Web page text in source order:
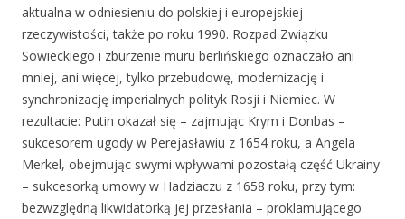
aktualna w odniesieniu do polskiej i europejskiej
rzeczywistości, także po roku 1990. Rozpad Związku
Sowieckiego i zburzenie muru berlińskiego oznaczało ani
mniej, ani więcej, tylko przebudowę, modernizację i
synchronizację imperialnych polityk Rosji i Niemiec. W
rezultacie: Putin okazał się – zajmując Krym i Donbas –
sukcesorem ugody w Perejasławiu z 1654 roku, a Angela
Merkel, obejmując swymi wpływami pozostałą część Ukrainy
– sukcesorką umowy w Hadziaczu z 1658 roku, przy tym:
bezwzględną likwidatorką jej przesłania – proklamującego